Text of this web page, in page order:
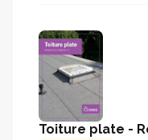
Toiture plate -